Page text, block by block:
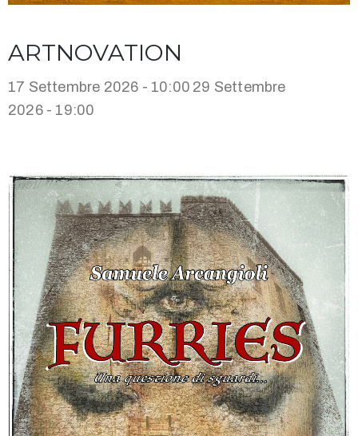
ARTNOVATION
17 Settembre 2026 - 10:00 29 Settembre
2026 - 19:00